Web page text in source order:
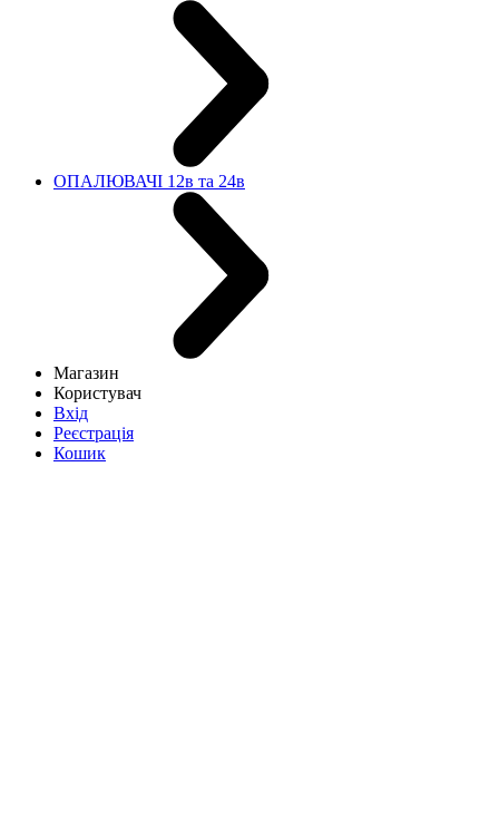
ОПАЛЮВАЧІ 12в та 24в
Магазин
Користувач
Вхід
Реєстрація
Кошик